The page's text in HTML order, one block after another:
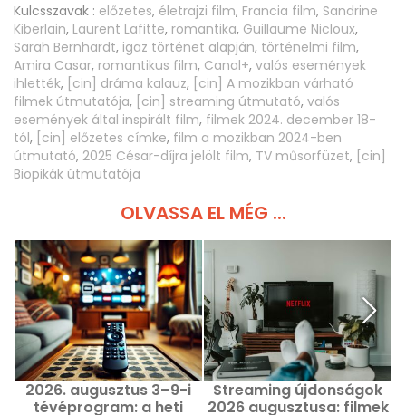
Kulcsszavak : előzetes, életrajzi film, Francia film, Sandrine
Kiberlain, Laurent Lafitte, romantika, Guillaume Nicloux,
Sarah Bernhardt, igaz történet alapján, történelmi film,
Amira Casar, romantikus film, Canal+, valós események
ihlették, [cin] dráma kalauz, [cin] A mozikban várható
filmek útmutatója, [cin] streaming útmutató, valós
események által inspirált film, filmek 2024. december 18-
tól, [cin] előzetes címke, film a mozikban 2024-ben
útmutató, 2025 César-díjra jelölt film, TV műsorfüzet, [cin]
Biopikák útmutatója
OLVASSA EL MÉG ...
2026. augusztus 3–9-i
tévéprogram: a heti
Streaming újdonságok
2026 augusztusa: filmek